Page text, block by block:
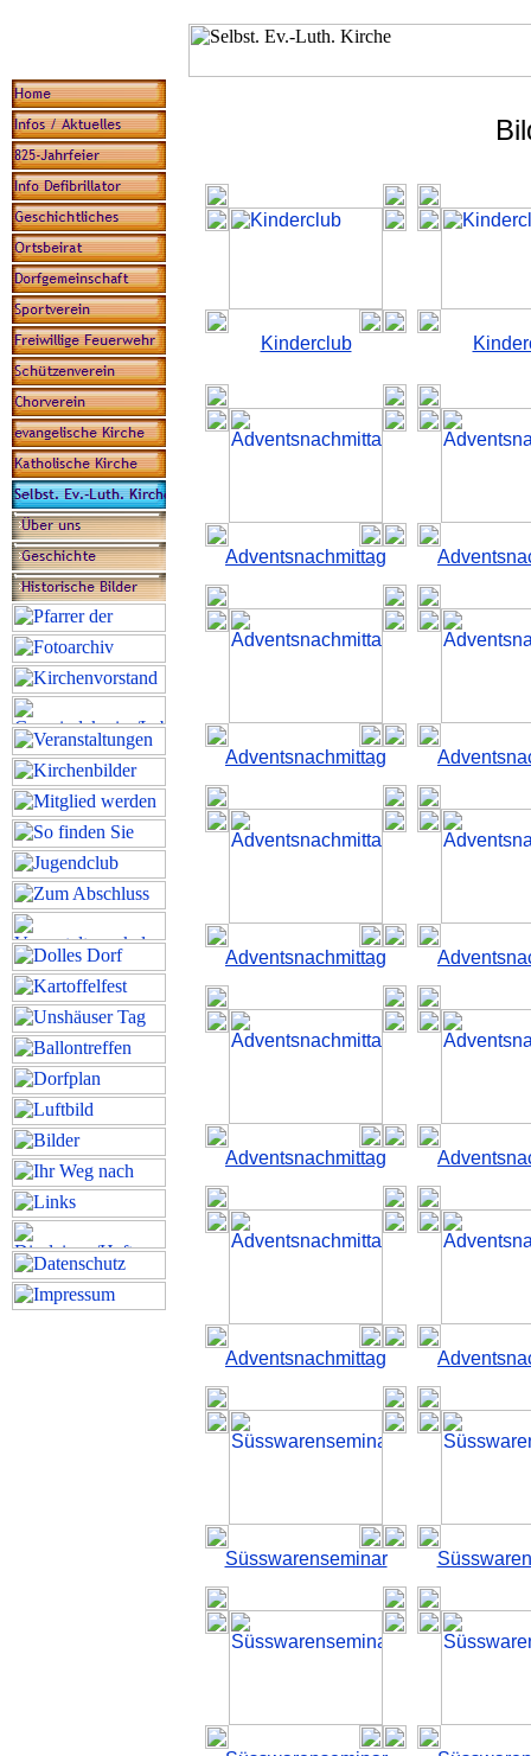
Kinderclub
Adventsnachmittag
Adventsnachmittag
Adventsnachmittag
Adventsnachmittag
Adventsnachmittag
Süsswarenseminar